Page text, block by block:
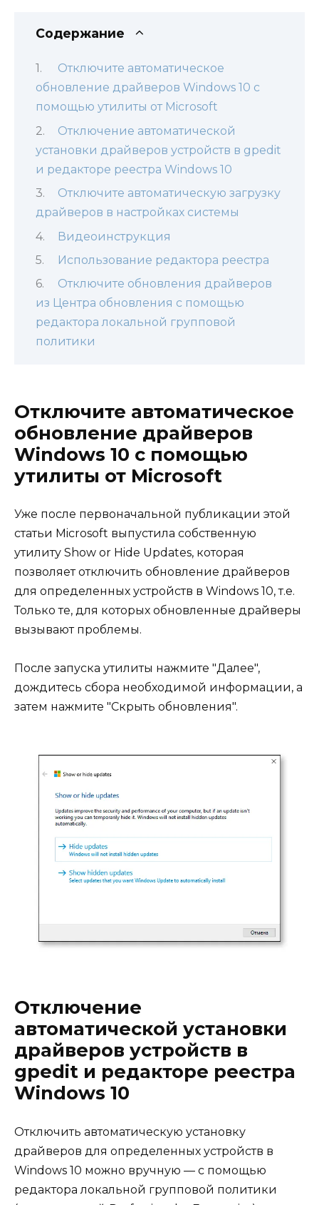
Содержание
Отключите автоматическое
обновление драйверов Windows 10 с
помощью утилиты от Microsoft
Отключение автоматической
установки драйверов устройств в gpedit
и редакторе реестра Windows 10
Отключите автоматическую загрузку
драйверов в настройках системы
Видеоинструкция
Использование редактора реестра
Отключите обновления драйверов
из Центра обновления с помощью
редактора локальной групповой
политики
Отключите автоматическое
обновление драйверов
Windows 10 с помощью
утилиты от Microsoft
Уже после первоначальной публикации этой
статьи Microsoft выпустила собственную
утилиту Show or Hide Updates, которая
позволяет отключить обновление драйверов
для определенных устройств в Windows 10, т.е.
Только те, для которых обновленные драйверы
вызывают проблемы.
После запуска утилиты нажмите "Далее",
дождитесь сбора необходимой информации, а
затем нажмите "Скрыть обновления".
Отключение
автоматической установки
драйверов устройств в
gpedit и редакторе реестра
Windows 10
Отключить автоматическую установку
драйверов для определенных устройств в
Windows 10 можно вручную — с помощью
редактора локальной групповой политики